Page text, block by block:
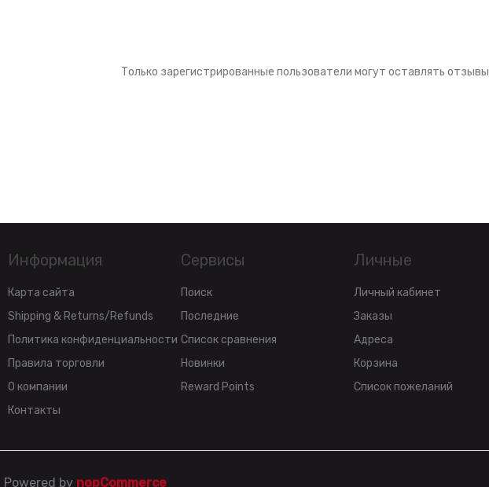
Только зарегистрированные пользователи могут оставлять отзывы
Информация
Карта сайта
Shipping & Returns/Refunds
Политика конфиденциальности
Правила торговли
О компании
Контакты
Сервисы
Поиск
Последние
Список сравнения
Новинки
Reward Points
Личные
Личный кабинет
Заказы
Адреса
Корзина
Список пожеланий
Powered by nopCommerce